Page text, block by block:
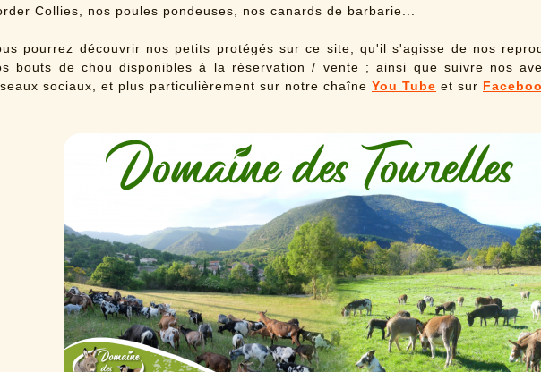
Collies, nos poules pondeuses, nos canards de barbarie...
pourrez découvrir nos petits protégés sur ce site, qu'il s'agisse de nos
bouts de chou disponibles à la réservation / vente ; ainsi que suivre nos
sociaux, et plus particulièrement sur notre chaîne You Tube et sur